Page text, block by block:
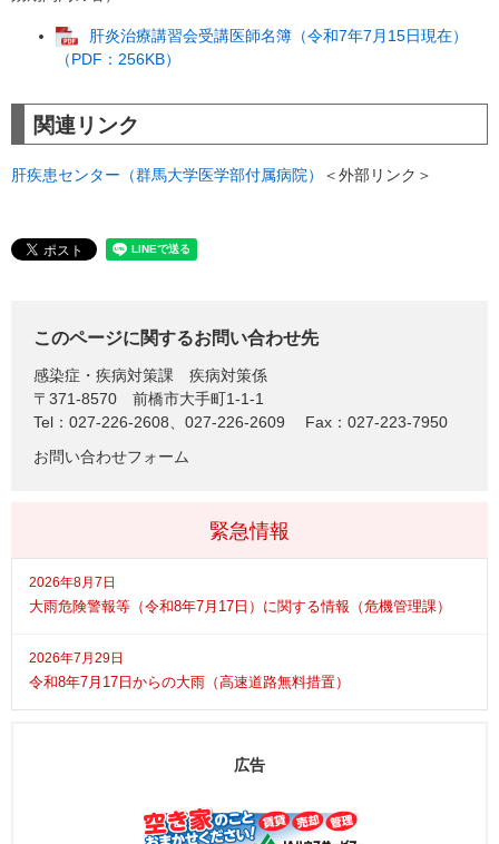
肝炎治療講習会受講医師名簿（令和7年7月15日現在）
（PDF：256KB）
関連リンク
肝疾患センター（群馬大学医学部付属病院） ＜外部リンク＞
このページに関するお問い合わせ先
感染症・疾病対策課
疾病対策係
〒371-8570
前橋市大手町1-1-1
Tel：027-226-2608、027-226-2609
Fax：027-223-7950
お問い合わせフォーム
緊急情報
2026年8月7日
大雨危険警報等（令和8年7月17日）に関する情報（危機管理課）
2026年7月29日
令和8年7月17日からの大雨（高速道路無料措置）
広告